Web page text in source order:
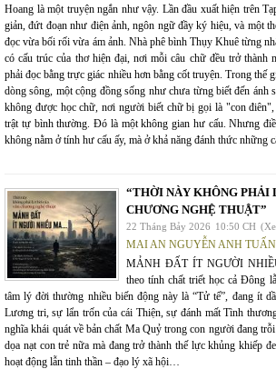
Hoang là một truyện ngắn như vậy. Lần đầu xuất hiện trên
giản, đứt đoạn như điện ảnh, ngôn ngữ đầy ký hiệu, và một
đọc vừa bối rối vừa ám ảnh. Nhà phê bình Thụy Khuê từng
có cấu trúc của thơ hiện đại, nơi mỗi câu chữ đều trở thành
phải đọc bằng trực giác nhiều hơn bằng cốt truyện. Trong thế
dòng sông, một cộng đồng sống như chưa từng biết đến ánh
không được học chữ, nơi người biết chữ bị gọi là "con
trật tự bình thường. Đó là một không gian hư cấu. Nhưng
không nằm ở tính hư cấu ấy, mà ở khả năng đánh thức những
“THỜI NÀY KHÔNG PHẢI
CHƯƠNG NGHỆ THUẬT”
22 Tháng Bảy 2026 10:50 CH
MAI AN NGUYỄN ANH TUẤN
MẢNH ĐẤT ÍT NGƯỜI
theo tính chất triết học cả Đông
tâm lý đời thường nhiều biến động này là “Tử tế”, đang ít
Lương tri, sự lẩn trốn của cái Thiện, sự đánh mất Tình
nghĩa khái quát về bản chất Ma Quỷ trong con người đang
dọa nạt con trẻ nữa mà đang trở thành thế lực khủng khiếp
hoạt động lẫn tinh thần – đạo lý xã hội…